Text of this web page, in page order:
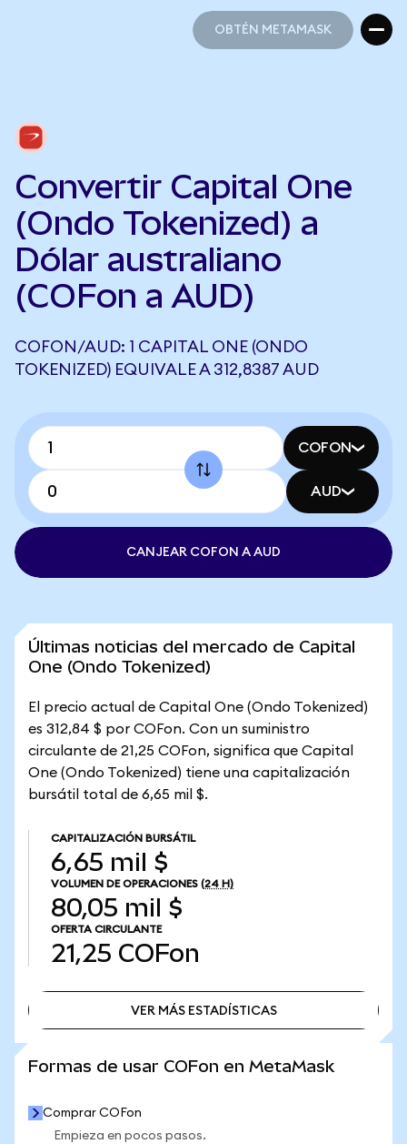
OBTÉN METAMASK
Convertir Capital One
(Ondo Tokenized) a
Dólar australiano
(COFon a AUD)
COFON/AUD: 1 CAPITAL ONE (ONDO
TOKENIZED) EQUIVALE A 312,8387 AUD
COFON
AUD
CANJEAR COFON A AUD
Últimas noticias del mercado de Capital
One (Ondo Tokenized)
El precio actual de Capital One (Ondo Tokenized)
es 312,84 $ por COFon. Con un suministro
circulante de 21,25 COFon, significa que Capital
One (Ondo Tokenized) tiene una capitalización
bursátil total de 6,65 mil $.
CAPITALIZACIÓN BURSÁTIL
6,65 mil $
VOLUMEN DE OPERACIONES (24 H)
80,05 mil $
OFERTA CIRCULANTE
21,25 COFon
VER MÁS ESTADÍSTICAS
Formas de usar COFon en MetaMask
Comprar COFon
Empieza en pocos pasos.